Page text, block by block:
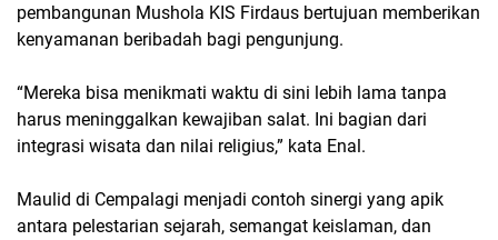
pembangunan Mushola KIS Firdaus bertujuan memberikan
kenyamanan beribadah bagi pengunjung.
“Mereka bisa menikmati waktu di sini lebih lama tanpa
harus meninggalkan kewajiban salat. Ini bagian dari
integrasi wisata dan nilai religius,” kata Enal.
Maulid di Cempalagi menjadi contoh sinergi yang apik
antara pelestarian sejarah, semangat keislaman, dan